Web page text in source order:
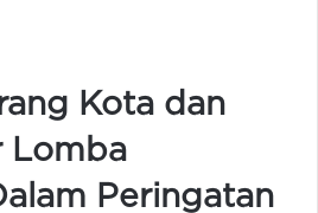
Kota dan
Lomba
Peringatan